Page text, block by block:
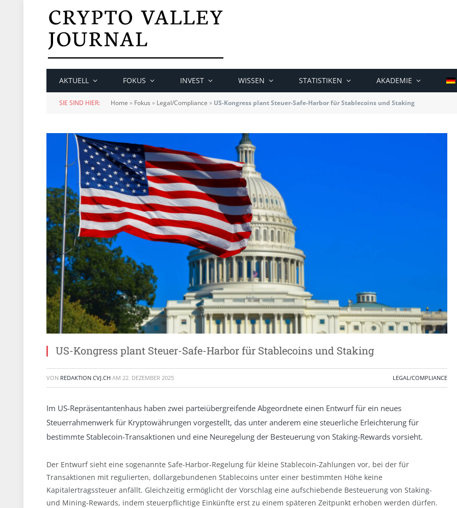
AKTUELL FOKUS INVEST WISSEN STATISTIKEN AKADEMIE
SIE SIND HIER: Home » Fokus » Legal/Compliance » US-Kongress plant Steuer-Safe-Harbor für Stablecoins und Staking
US-Kongress plant Steuer-Safe-Harbor für Stablecoins und Staking
VON REDAKTION CVJ.CH AM 22. DEZEMBER 2025 LEGAL/COMPLIANCE
Im US-Repräsentantenhaus haben zwei parteiübergreifende Abgeordnete einen Entwurf für ein neues
Steuerrahmenwerk für Kryptowährungen vorgestellt, das unter anderem eine steuerliche Erleichterung für
bestimmte Stablecoin-Transaktionen und eine Neuregelung der Besteuerung von Staking-Rewards vorsieht.
Der Entwurf sieht eine sogenannte Safe-Harbor-Regelung für kleine Stablecoin-Zahlungen vor, bei der für
Transaktionen mit regulierten, dollargebundenen Stablecoins unter einer bestimmten Höhe keine
Kapitalertragssteuer anfällt. Gleichzeitig ermöglicht der Vorschlag eine aufschiebende Besteuerung von Staking-
und Mining-Rewards, indem steuerpflichtige Einkünfte erst zu einem späteren Zeitpunkt erhoben werden dürfen.